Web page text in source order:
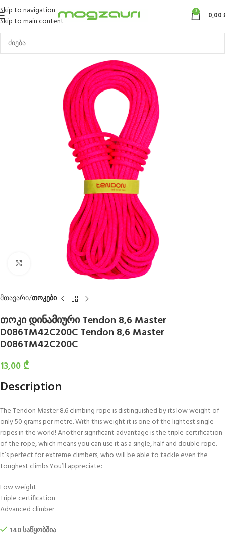
Skip to navigation
Skip to main content
0 0,00
Click to enlarge
მთავარი თოკები
თოკი დინამიური Tendon 8,6 Master
D086TM42C200C Tendon 8,6 Master
D086TM42C200C
13,00 ₾
Description
The Tendon Master 8.6 climbing rope is distinguished by its low weight of
only 50 grams per metre. With this weight it is one of the lightest single
ropes in the world! Another significant advantage is the triple certification
of the rope, which means you can use it as a single, half and double rope.
It’s perfect for extreme climbers, who will be able to tackle even the
toughest climbs.You’ll appreciate:
Low weight
Triple certification
Advanced climber
140 საწყობშია